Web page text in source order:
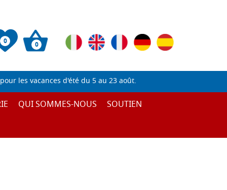
0 0
les vacances d'été du 5 au 23 août.
QUI SOMMES-NOUS SOUTIEN